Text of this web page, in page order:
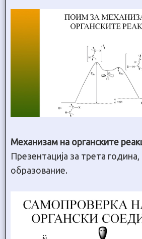
Механизам на органските
Презентација за трета
образование.